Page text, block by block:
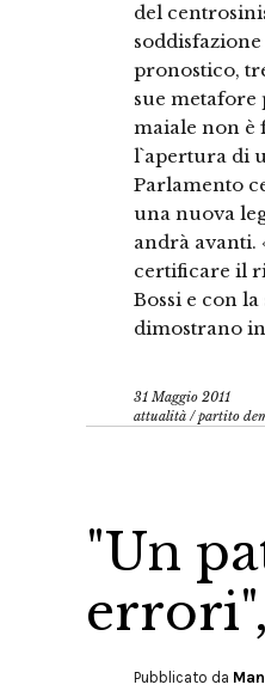
del
pronostico,
sue metafore
maiale non è
l`apertura di
Parlamento
una nuova
andrà avanti.
certificare il
Bossi e con
dimostrano
31 Maggio 2011
attualità /partito
"Un
Pubblicato da